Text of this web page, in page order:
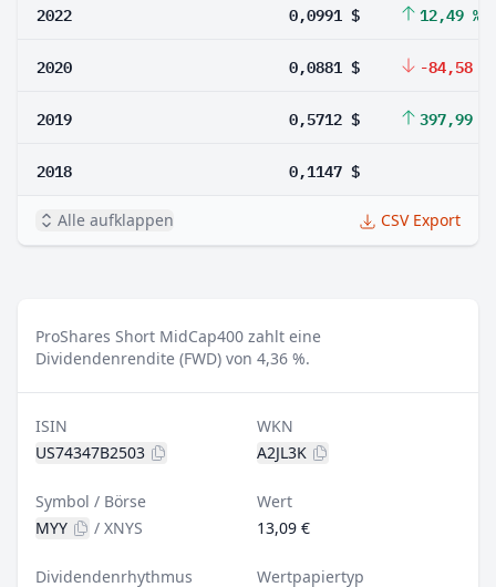
2022 0,0991 $ 12,49 %
2020 0,0881 $ -84,58 %
2019 0,5712 $ 397,99 %
2018 0,1147 $
Alle aufklappen CSV Export
ProShares Short MidCap400 zahlt eine
Dividendenrendite (FWD) von 4,36 %.
ISIN
US74347B2503
WKN
A2JL3K
Symbol / Börse
MYY
/ XNYS
Wert
13,09 €
Dividendenrhythmus Wertpapiertyp